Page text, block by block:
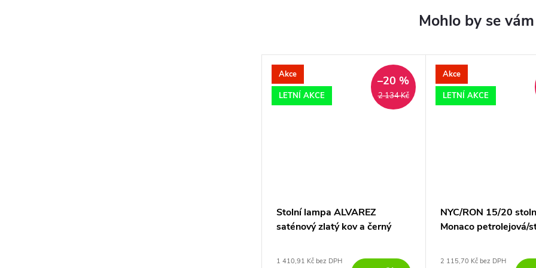
Akce
LETNÍ AKCE
2 134 Kč
–20 %
Stolní lampa ALVAREZ
saténový zlatý kov a černý
1x5W
1 410,91 Kč bez DPH
Akce
LETNÍ AKCE
NYC/RON 15/20
Monaco petrolejová/
- DESIGN RENDL
2 115,70 Kč bez DPH